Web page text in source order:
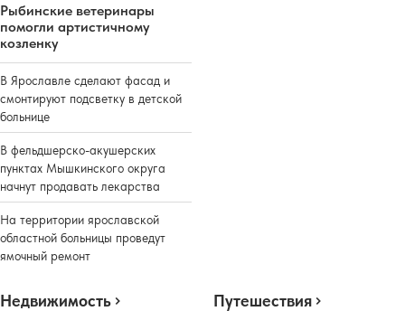
Рыбинские ветеринары
помогли артистичному
козленку
В Ярославле сделают фасад и
смонтируют подсветку в детской
больнице
В фельдшерско-акушерских
пунктах Мышкинского округа
начнут продавать лекарства
На территории ярославской
областной больницы проведут
ямочный ремонт
Недвижимость Путешествия